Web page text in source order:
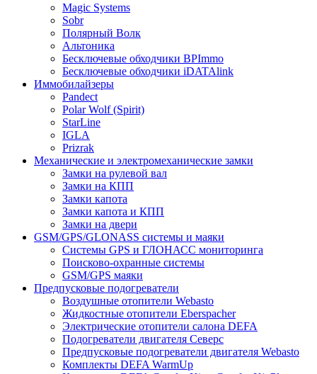
Magic Systems
Sobr
Полярный Волк
Альтоника
Бесключевые обходчики BPImmo
Бесключевые обходчики iDATAlink
Иммобилайзеры
Pandect
Polar Wolf (Spirit)
StarLine
IGLA
Prizrak
Механические и электромеханические замки
Замки на рулевой вал
Замки на КПП
Замки капота
Замки капота и КПП
Замки на двери
GSM/GPS/GLONASS системы и маяки
Системы GPS и ГЛОНАСС мониторинга
Поисково-охранные системы
GSM/GPS маяки
Предпусковые подогреватели
Воздушные отопители Webasto
Жидкостные отопители Eberspacher
Электрические отопители салона DEFA
Подогреватели двигателя Северс
Предпусковые подогреватели двигателя Webasto
Комплекты DEFA WarmUp